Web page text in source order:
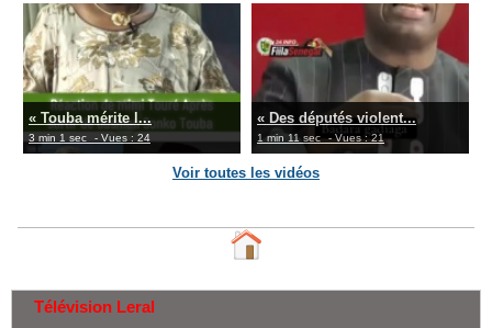
« Touba mérite l...
3 min 1 sec - Vues : 24
« Des députés violent...
1 min 11 sec - Vues : 21
Voir toutes les vidéos
Télévision Leral